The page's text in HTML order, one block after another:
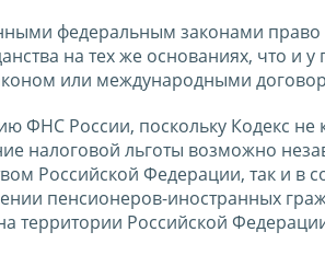
федеральным законами
на тех же основаниях, что и
или международными
ФНС России, поскольку Кодекс не
налоговой льготы возможно
Российской Федерации, так и в
пенсионеров-иностранных
территории Российской